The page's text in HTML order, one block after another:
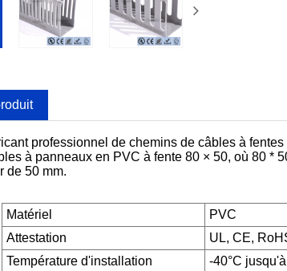
professionnel de chemins de câbles à
à panneaux en PVC à fente 80 × 50, où 80 *
de 50 mm.
Matériel
PVC
Attestation
UL, CE,
Température d'installation
-40°C